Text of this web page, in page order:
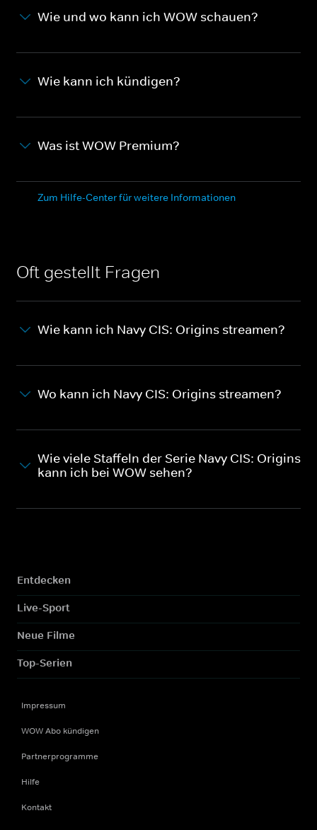
Wie und wo kann ich WOW schauen?
Wie kann ich kündigen?
Was ist WOW Premium?
Zum Hilfe-Center für weitere Informationen
Oft gestellt Fragen
Wie kann ich Navy CIS: Origins streamen?
Wo kann ich Navy CIS: Origins streamen?
Wie viele Staffeln der Serie Navy CIS: Origins
kann ich bei WOW sehen?
Entdecken
Live-Sport
Neue Filme
Top-Serien
Impressum
WOW Abo kündigen
Partnerprogramme
Hilfe
Kontakt